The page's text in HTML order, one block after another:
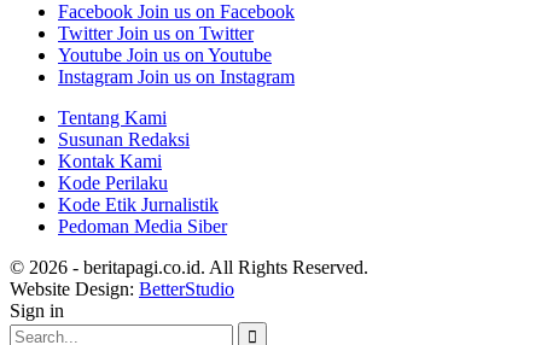
Facebook Join us on Facebook
Twitter Join us on Twitter
Youtube Join us on Youtube
Instagram Join us on Instagram
Tentang Kami
Susunan Redaksi
Kontak Kami
Kode Perilaku
Kode Etik Jurnalistik
Pedoman Media Siber
© 2026 - beritapagi.co.id. All Rights Reserved.
Website Design: BetterStudio
Sign in